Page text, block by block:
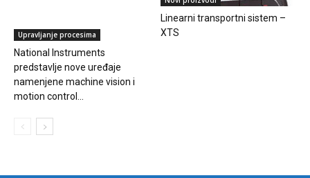
Upravljanje procesima
National Instruments
predstavlje nove uređaje
namenjene machine vision i
motion control...
Linearni transportni sistem –
XTS